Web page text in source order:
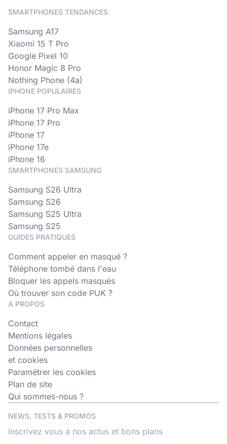
SMARTPHONES TENDANCES
Samsung A17
Xiaomi 15 T Pro
Google Pixel 10
Honor Magic 8 Pro
Nothing Phone (4a)
IPHONE POPULAIRES
iPhone 17 Pro Max
iPhone 17 Pro
iPhone 17
iPhone 17e
iPhone 16
SMARTPHONES SAMSUNG
Samsung S26 Ultra
Samsung S26
Samsung S25 Ultra
Samsung S25
GUIDES PRATIQUES
Comment appeler en masqué ?
Téléphone tombé dans l'eau
Bloquer les appels masqués
Où trouver son code PUK ?
A PROPOS
Contact
Mentions légales
Données personnelles
et cookies
Paramétrer les cookies
Plan de site
Qui sommes-nous ?
NEWS, TESTS & PROMOS
Inscrivez vous à nos actus et bons plans